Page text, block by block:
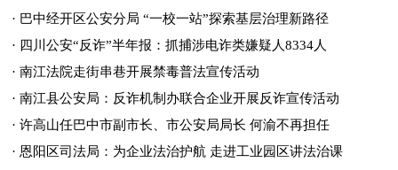
· 巴中经开区公安分局 “一校一站”探索基层治理新路径
· 四川公安“反诈”半年报：抓捕涉电诈类嫌疑人8334人
· 南江法院走街串巷开展禁毒普法宣传活动
· 南江县公安局：反诈机制办联合企业开展反诈宣传活动
· 许高山任巴中市副市长、市公安局局长 何渝不再担任
· 恩阳区司法局：为企业法治护航 走进工业园区讲法治课